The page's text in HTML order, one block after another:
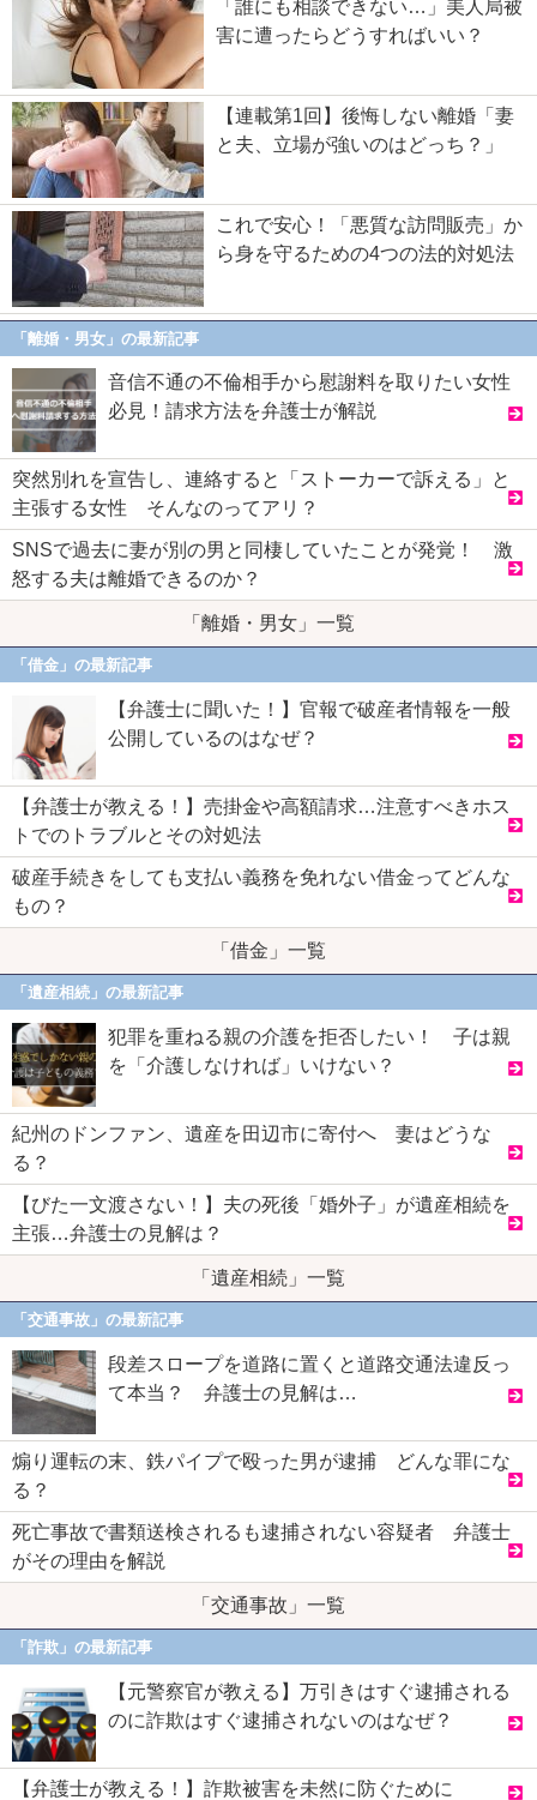
「誰にも相談できない…」美人局被
害に遭ったらどうすればいい？
【連載第1回】後悔しない離婚「妻
と夫、立場が強いのはどっち？」
これで安心！「悪質な訪問販売」か
ら身を守るための4つの法的対処法
「離婚・男女」の最新記事
音信不通の不倫相手から慰謝料を取りたい女性
必見！請求方法を弁護士が解説
突然別れを宣告し、連絡すると「ストーカーで訴える」と
主張する女性 そんなのってアリ？
SNSで過去に妻が別の男と同棲していたことが発覚！ 激
怒する夫は離婚できるのか？
「離婚・男女」一覧
「借金」の最新記事
【弁護士に聞いた！】官報で破産者情報を一般
公開しているのはなぜ？
【弁護士が教える！】売掛金や高額請求…注意すべきホス
トでのトラブルとその対処法
破産手続きをしても支払い義務を免れない借金ってどんな
もの？
「借金」一覧
「遺産相続」の最新記事
犯罪を重ねる親の介護を拒否したい！ 子は親
を「介護しなければ」いけない？
紀州のドンファン、遺産を田辺市に寄付へ 妻はどうな
る？
【びた一文渡さない！】夫の死後「婚外子」が遺産相続を
主張…弁護士の見解は？
「遺産相続」一覧
「交通事故」の最新記事
段差スロープを道路に置くと道路交通法違反っ
て本当？ 弁護士の見解は…
煽り運転の末、鉄パイプで殴った男が逮捕 どんな罪にな
る？
死亡事故で書類送検されるも逮捕されない容疑者 弁護士
がその理由を解説
「交通事故」一覧
「詐欺」の最新記事
【元警察官が教える】万引きはすぐ逮捕される
のに詐欺はすぐ逮捕されないのはなぜ？
【弁護士が教える！】詐欺被害を未然に防ぐために